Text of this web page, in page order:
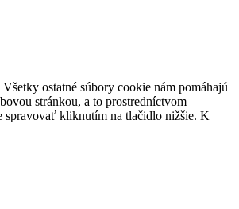
ostatné súbory cookie nám pomáhajú
stránkou, a to prostredníctvom
spravovať kliknutím na tlačidlo nižšie. K